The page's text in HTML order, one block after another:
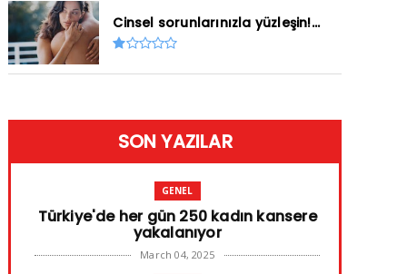
Cinsel sorunlarınızla yüzleşin!...
SON YAZILAR
GENEL
Türkiye'de her gün 250 kadın kansere
yakalanıyor
March 04, 2025